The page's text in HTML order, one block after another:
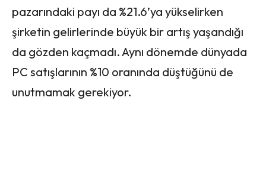
pazarındaki payı da %21.6’ya yükselirken
şirketin gelirlerinde büyük bir artış yaşandığı
da gözden kaçmadı. Aynı dönemde dünyada
PC satışlarının %10 oranında düştüğünü de
unutmamak gerekiyor.